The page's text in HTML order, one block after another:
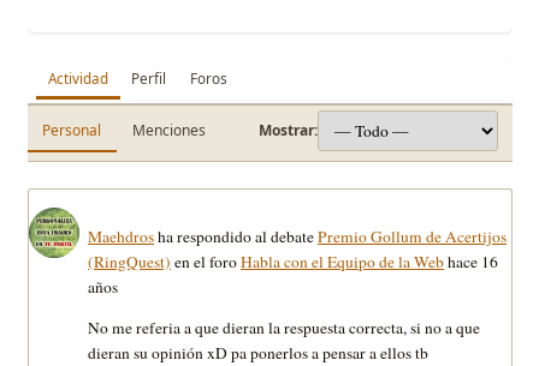
Actividad Perfil Foros
Personal Menciones Mostrar:
Maehdrosha respondido al debatePremio Gollum de Acertijos
(RingQuest) en el foroHabla con el Equipo de la Webhace 16
años
No me referia a que dieran la respuesta correcta, si no a que
dieran su opinión xD pa ponerlos a pensar a ellos tb